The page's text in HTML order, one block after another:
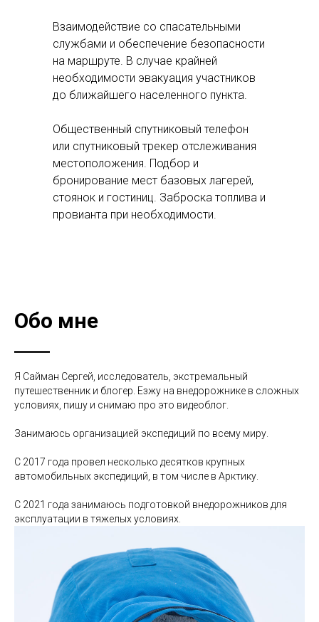
Взаимодействие со спасательными
службами и обеспечение безопасности
на маршруте. В случае крайней
необходимости эвакуация участников
до ближайшего населенного пункта.
Общественный спутниковый телефон
или спутниковый трекер отслеживания
местоположения. Подбор и
бронирование мест базовых лагерей,
стоянок и гостиниц. Заброска топлива и
провианта при необходимости.
Обо мне
Я Сайман Сергей, исследователь, экстремальный
путешественник и блогер. Езжу на внедорожнике в сложных
условиях, пишу и снимаю про это видеоблог.
Занимаюсь организацией экспедиций по всему миру.
С 2017 года провел несколько десятков крупных
автомобильных экспедиций, в том числе в Арктику.
С 2021 года занимаюсь подготовкой внедорожников для
эксплуатации в тяжелых условиях.